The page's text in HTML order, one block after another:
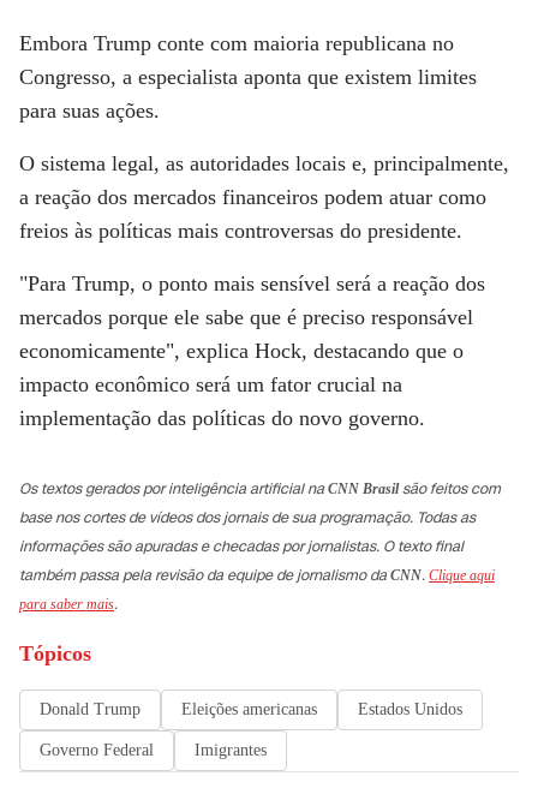
Embora Trump conte com maioria republicana no
Congresso, a especialista aponta que existem limites
para suas ações.
O sistema legal, as autoridades locais e, principalmente,
a reação dos mercados financeiros podem atuar como
freios às políticas mais controversas do presidente.
"Para Trump, o ponto mais sensível será a reação dos
mercados porque ele sabe que é preciso responsável
economicamente", explica Hock, destacando que o
impacto econômico será um fator crucial na
implementação das políticas do novo governo.
Os textos gerados por inteligência artificial na CNN Brasilsão feitos com
base nos cortes de vídeos dos jornais de sua programação. Todas as
informações são apuradas e checadas por jornalistas. O texto final
também passa pela revisão da equipe de jornalismo da CNN. Clique aqui
para saber mais.
Tópicos
Donald Trump Eleições americanas Estados Unidos
Governo Federal Imigrantes